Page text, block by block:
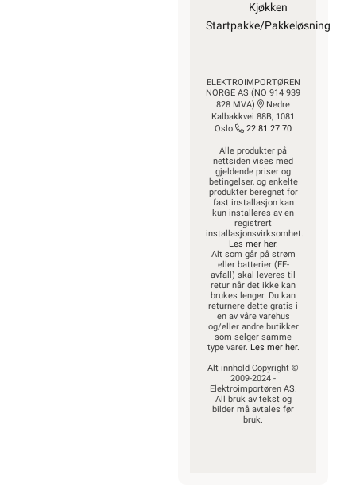
Kjøkken
Startpakke/Pakkeløsning
ELEKTROIMPORTØREN
NORGE AS (NO 914 939
828 MVA)
Nedre
Kalbakkvei 88B, 1081
Oslo
22 81 27 70
Alle produkter på
nettsiden vises med
gjeldende priser og
betingelser, og enkelte
produkter beregnet for
fast installasjon kan
kun installeres av en
registrert
installasjonsvirksomhet.
Les mer her.
Alt som går på strøm
eller batterier (EE-
avfall) skal leveres til
retur når det ikke kan
brukes lenger. Du kan
returnere dette gratis i
en av våre varehus
og/eller andre butikker
som selger samme
type varer. Les mer her.
Alt innhold Copyright ©
2009-2024 -
Elektroimportøren AS.
All bruk av tekst og
bilder må avtales før
bruk.